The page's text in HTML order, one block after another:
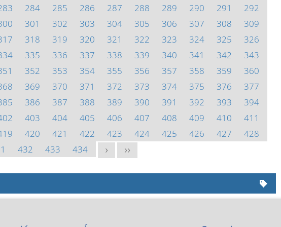
284 285 286 287 288 289 290 291
292
301 302 303 304 305 306 307 308
309
318 319 320 321 322 323 324 325
326
335 336 337 338 339 340 341 342
343
352 353 354 355 356 357 358 359
360
369 370 371 372 373 374 375 376
377
386 387 388 389 390 391 392 393
394
403 404 405 406 407 408 409 410
411
420 421 422 423 424 425 426 427
428
432 433 434 > >>